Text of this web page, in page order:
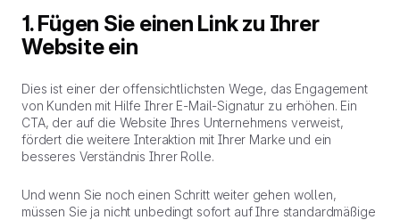
1. Fügen Sie einen Link zu Ihrer
Website ein
Dies ist einer der offensichtlichsten Wege, das Engagement
von Kunden mit Hilfe Ihrer E-Mail-Signatur zu erhöhen. Ein
CTA, der auf die Website Ihres Unternehmens verweist,
fördert die weitere Interaktion mit Ihrer Marke und ein
besseres Verständnis Ihrer Rolle.
Und wenn Sie noch einen Schritt weiter gehen wollen,
müssen Sie ja nicht unbedingt sofort auf Ihre standardmäßige